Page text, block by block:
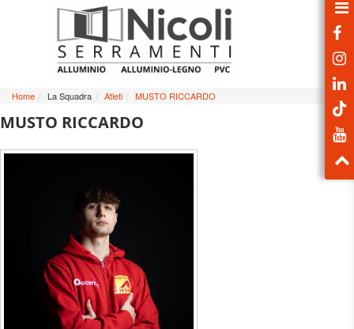
Home / La Squadra / Atleti / MUSTO RICCARDO
MUSTO RICCARDO